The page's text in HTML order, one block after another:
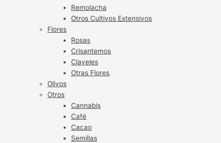
Remolacha
Otros Cultivos Extensivos
Flores
Rosas
Crisantemos
Claveles
Otras Flores
Olivos
Otros
Cannabis
Café
Cacao
Semillas